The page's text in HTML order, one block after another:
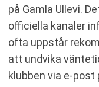
på Gamla Ullevi.
officiella kanaler
ofta uppstår
att undvika
klubben via e-post